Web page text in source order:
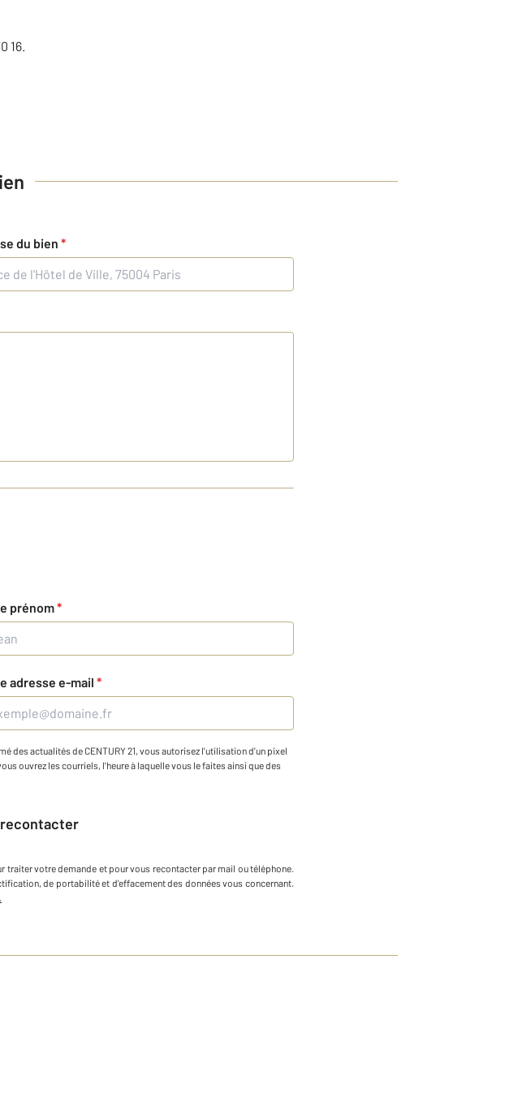
16.
du bien *
prénom*
adresse e-mail *
des actualités de CENTURY 21, vous autorisez l'utilisation d'un pixel
ouvrez les courriels, l'heure à laquelle vous le faites ainsi que des
recontacter
traiter votre demande et pour vous recontacter par mail ou téléphone
de portabilité et d'effacement des données vous concernant.